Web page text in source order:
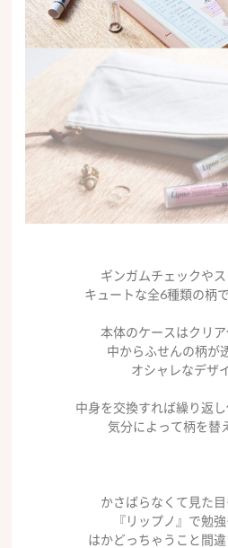
ギンガムチェックや
キュートな全6種類の柄
本体のケースはクリア
中からふせんの柄が
オシャレなデザ
中身を交換すれば繰り返し
気分によって柄を替
かさばらなくて見た
『リップノ』で勉
はかどっちゃうこと間